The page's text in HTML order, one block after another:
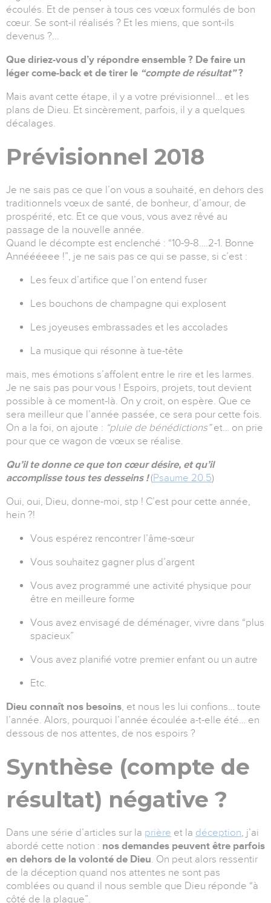
écoulés. Et de penser à tous ces vœux formulés de bon
cœur. Se sont-il réalisés ? Et les miens, que sont-ils
devenus ?...
Que diriez-vous d’y répondre ensemble ? De faire un
léger come-back et de tirer le “compte de résultat”?
Mais avant cette étape, il y a votre prévisionnel… et les
plans de Dieu. Et sincèrement, parfois, il y a quelques
décalages.
Prévisionnel 2018
Je ne sais pas ce que l’on vous a souhaité, en dehors des
traditionnels vœux de santé, de bonheur, d’amour, de
prospérité, etc. Et ce que vous, vous avez rêvé au
passage de la nouvelle année.
Quand le décompte est enclenché : “10-9-8….2-1. Bonne
Annéééeee !”, je ne sais pas ce qui se passe, si c’est :
Les feux d’artifice que l’on entend fuser
Les bouchons de champagne qui explosent
Les joyeuses embrassades et les accolades
La musique qui résonne à tue-tête
mais, mes émotions s’affolent entre le rire et les larmes.
Je ne sais pas pour vous ! Espoirs, projets, tout devient
possible à ce moment-là. On y croit, on espère. Que ce
sera meilleur que l’année passée, ce sera pour cette fois.
On a la foi, on ajoute : “pluie de bénédictions”et… on prie
pour que ce wagon de vœux se réalise.
Qu’il te donne ce que ton cœur désire, et qu’il
accomplisse tous tes desseins ! (Psaume 20.5)
Oui, oui, Dieu, donne-moi, stp ! C’est pour cette année,
hein ?!
Vous espérez rencontrer l’âme-sœur
Vous souhaitez gagner plus d’argent
Vous avez programmé une activité physique pour
être en meilleure forme
Vous avez envisagé de déménager, vivre dans “plus
spacieux”
Vous avez planifié votre premier enfant ou un autre
Etc.
Dieu connaît nos besoins, et nous les lui confions… toute
l’année. Alors, pourquoi l’année écoulée a-t-elle été… en
dessous de nos attentes, de nos espoirs ?
Synthèse (compte de
résultat) négative ?
Dans une série d’articles sur la prière et la déception, j’ai
abordé cette notion : nos demandes peuvent être parfois
en dehors de la volonté de Dieu. On peut alors ressentir
de la déception quand nos attentes ne sont pas
comblées ou quand il nous semble que Dieu réponde “à
côté de la plaque”.